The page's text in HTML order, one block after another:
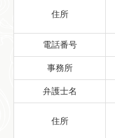
住所
電話番号
事務所
弁護士名
住所